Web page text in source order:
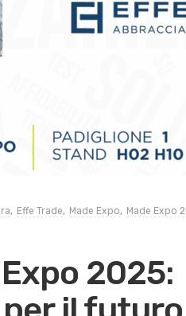
, Effe Trade, Made Expo, Made Expo
Expo 2025: